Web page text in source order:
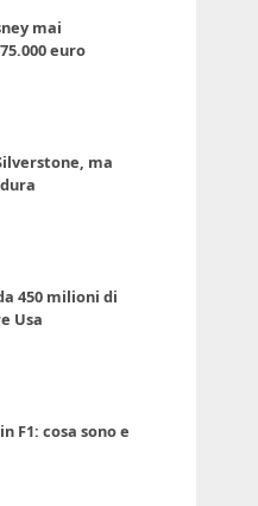
mai
euro
ma
450 milioni di
Usa
F1: cosa sono e